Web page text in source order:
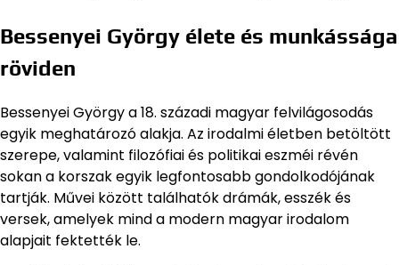
Bessenyei György élete és munkássága
röviden
Bessenyei György a 18. századi magyar felvilágosodás
egyik meghatározó alakja. Az irodalmi életben betöltött
szerepe, valamint filozófiai és politikai eszméi révén
sokan a korszak egyik legfontosabb gondolkodójának
tartják. Művei között találhatók drámák, esszék és
versek, amelyek mind a modern magyar irodalom
alapjait fektették le.